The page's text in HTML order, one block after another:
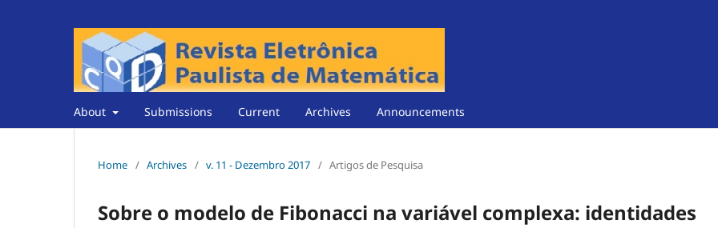
About Submissions Current Archives Announcements
Home / Archives / v. 11 - Dezembro 2017 / Artigos de Pesquisa
Sobre o modelo de Fibonacci na variável complexa: identidades